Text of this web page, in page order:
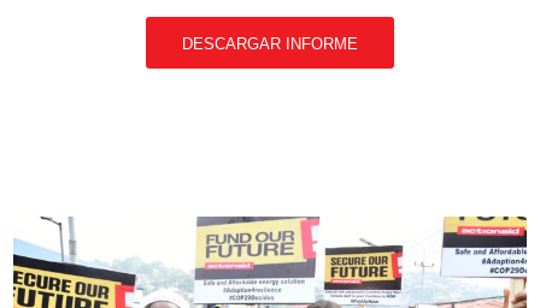
DESCARGAR INFORME